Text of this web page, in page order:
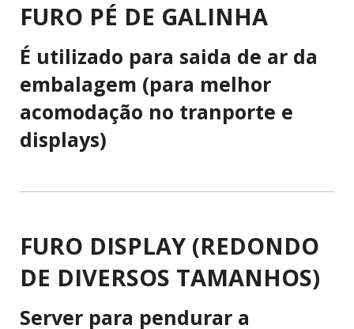
FURO PÉ DE GALINHA
É utilizado para saida de ar da
embalagem (para melhor
acomodação no tranporte e
displays)
FURO DISPLAY (REDONDO
DE DIVERSOS TAMANHOS)
Server para pendurar a